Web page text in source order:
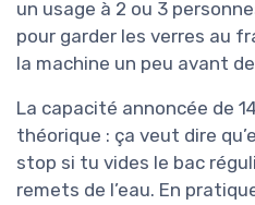
un usage à 2 ou 3
pour garder les verres au
la machine un peu avant
La capacité annoncée de
théorique : ça veut dire
stop si tu vides le bac
remets de l’eau. En